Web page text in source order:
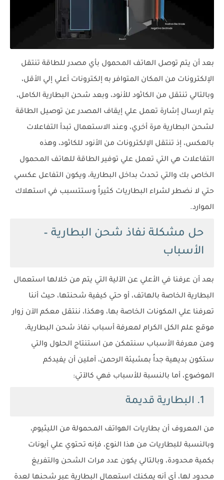
بعد أن يتم توصل الهاتف المحمول بأي مصدر للطاقة تنتقل
الإلكترونات من المكان المتوافر به إلكترونات أعلي إلي الأقل،
وبالتالي تنتقل من الكاثود للأنود، وبعد شحن البطارية الكامل،
يتم ارسال إشارة تعمل علي إيقاف المصدر عن توصيل الطاقة
لشحن البطارية مرة أخري، وعند الاستعمال تبدأ التفاعلات
بالعكس، إذ تنتقل الإلكترونات من الأنود للكاثود، وهذه
التفاعلات هي التي تعمل علي توفير الطاقة للهاتف المحمول
الخاص بك والتي تحدث بداخل البطارية، ويكون التفاعل عكسي
حتي لا نضطر لشراء البطاريات كثيراً وستتسبب في استهلاك
الموارد.
حل مشكلة نفاذ شحن البطارية –
الأسباب
بعد أن عرفنا في الأعلي عن الآلية التي يتم من خلالها استعمال
البطارية الخاصة بالهاتف، أو حتي كيفية شحنتها، حيث أننا
تعرفنا علي المكونات الخاصة بها، وهكذا، ننتقل معكم الآن زوار
موقع علم الكل الكرام لمعرفة أسباب نفاذ شحن البطارية،
ومن معرفة الأسباب سنتمكن من استنتاج الحلول والتي
ستكون بديهية جداً بمشيئة الرحمن، آملين أن يفيدكم
الموضوع، أما بالنسبة للأسباب فهي كالآتي:
1. البطارية قديمة
من المعروف أن بطاريات الهواتف المحمولة من الليثيوم،
وبالنسبة للبطاريات من هذا النوع، فإنه تحتوي علي أيونات
بكمية محدودة، وبالتالي يكون عدد مرات الشحن والتفريغ
محدود لها، أي أنه يمكنك استعمال البطارية عبر شحنها لعدة